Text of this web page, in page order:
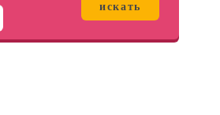
искать